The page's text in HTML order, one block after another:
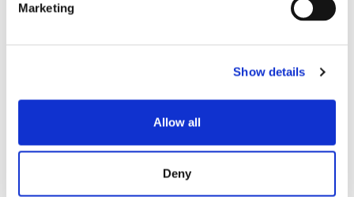
Marketing
Show details
Allow all
Deny
Conectores de montaje de caída
Terminales de descarga (multipuertos)
Paneles de conexión en FDH